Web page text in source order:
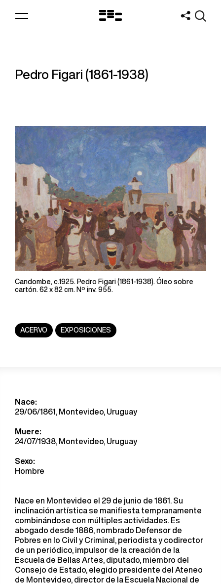
Logo
Pedro Figari (1861-1938)
Candombe, c.1925. Pedro Figari (1861-1938). Óleo sobre
cartón. 62 x 82 cm. Nº inv. 955.
ACERVO EXPOSICIONES
Nace:
29/06/1861, Montevideo, Uruguay
Muere:
24/07/1938, Montevideo, Uruguay
Sexo:
Hombre
Nace en Montevideo el 29 de junio de 1861. Su
inclinación artística se manifiesta tempranamente
combinándose con múltiples actividades. Es
abogado desde 1886, nombrado Defensor de
Pobres en lo Civil y Criminal, periodista y codirector
de un periódico, impulsor de la creación de la
Escuela de Bellas Artes, diputado, miembro del
Consejo de Estado, elegido presidente del Ateneo
de Montevideo, director de la Escuela Nacional de